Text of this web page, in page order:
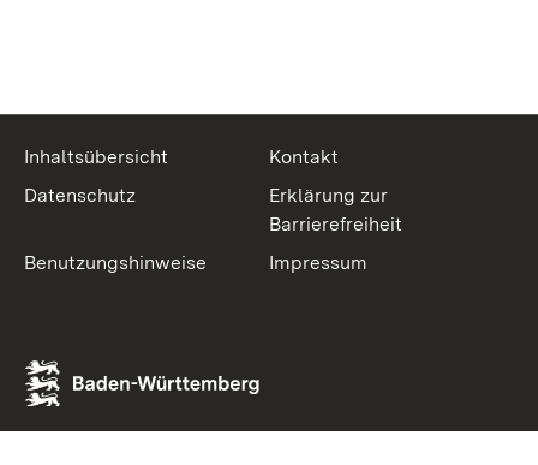
Inhaltsübersicht
Kontakt
Datenschutz
Erklärung zur
Barrierefreiheit
Benutzungshinweise
Impressum